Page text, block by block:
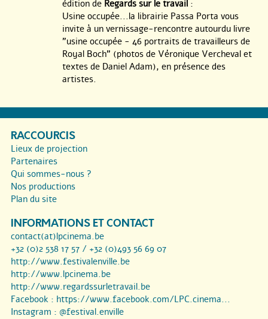
édition de Regards sur le travail :
Usine occupée...la librairie Passa Porta vous
invite à un vernissage-rencontre autourdu livre
"usine occupée - 46 portraits de travailleurs de
Royal Boch" (photos de Véronique Vercheval et
textes de Daniel Adam), en présence des
artistes.
RACCOURCIS
Lieux de projection
Partenaires
Qui sommes-nous ?
Nos productions
Plan du site
INFORMATIONS ET CONTACT
contact(at)lpcinema.be
+32 (0)2 538 17 57 / +32 (0)493 56 69 07
http://www.festivalenville.be
http://www.lpcinema.be
http://www.regardssurletravail.be
Facebook : https://www.facebook.com/LPC.cinema...
Instagram : @festival.enville